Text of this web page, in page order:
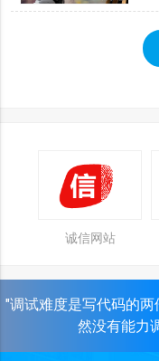
诚信网站
"调试难度是写代码的
然没有能力